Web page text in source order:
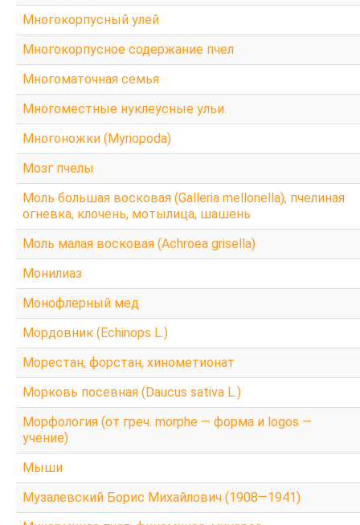
Многокорпусный улей
Многокорпусное содержание пчел
Многоматочная семья
Многоместные нуклеусные ульи.
Многоножки (Myriopoda)
Мозг пчелы
Моль большая восковая (Galleria mellonella), пчелиная
огневка, клочень, мотылица, шашень
Моль малая восковая (Achroea grisella)
Монилиаз
Монофлерный мед
Мордовник (Echinops L.)
Морестан, форстан, хинометионат
Морковь посевная (Daucus sativa L.)
Морфология (от греч. morphe — форма и logos —
учение)
Мыши
Музалевский Борис Михайлович (1908—1941)